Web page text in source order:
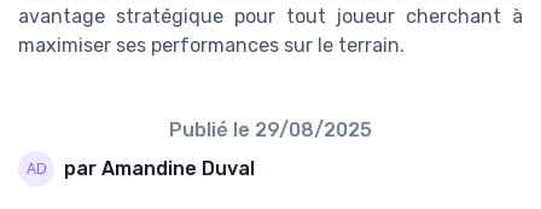
avantage stratégique pour tout joueur cherchant à
maximiser ses performances sur le terrain.
Publié le 29/08/2025
par Amandine Duval